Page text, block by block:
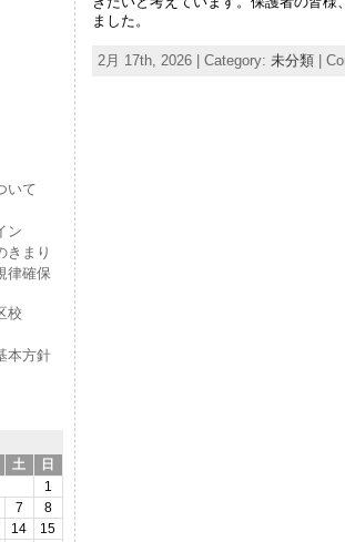
いて
ン
きまり
律確保
校
本方針
土 日
1
7
8
14
15
ました。
2月 17th, 2026 | Category: 未分類|